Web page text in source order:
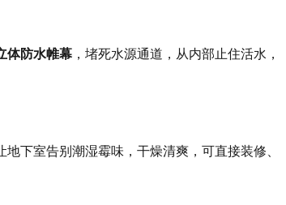
体防水帷幕 ，堵死水源通道，从内部止住活水，
下室告别潮湿霉味，干燥清爽，可直接装修、